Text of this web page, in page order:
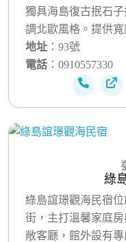
獨具海島復古抿石
調北歐風格。提供
地址 ：93號
電話 ：0910557330
綠
綠島誼璟觀海民宿
街，主打溫馨家庭
敞客廳，館外設有